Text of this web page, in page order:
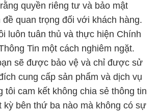
quyền riêng tư và bảo mật
đề quan trọng đối với khách hàng.
luôn tuân thủ và thực hiện Chính
Tin một cách nghiêm ngặt.
sẽ được bảo vệ và chỉ được sử
cung cấp sản phẩm và dịch vụ
tôi cam kết không chia sẻ thông tin
kỳ bên thứ ba nào mà không có sự